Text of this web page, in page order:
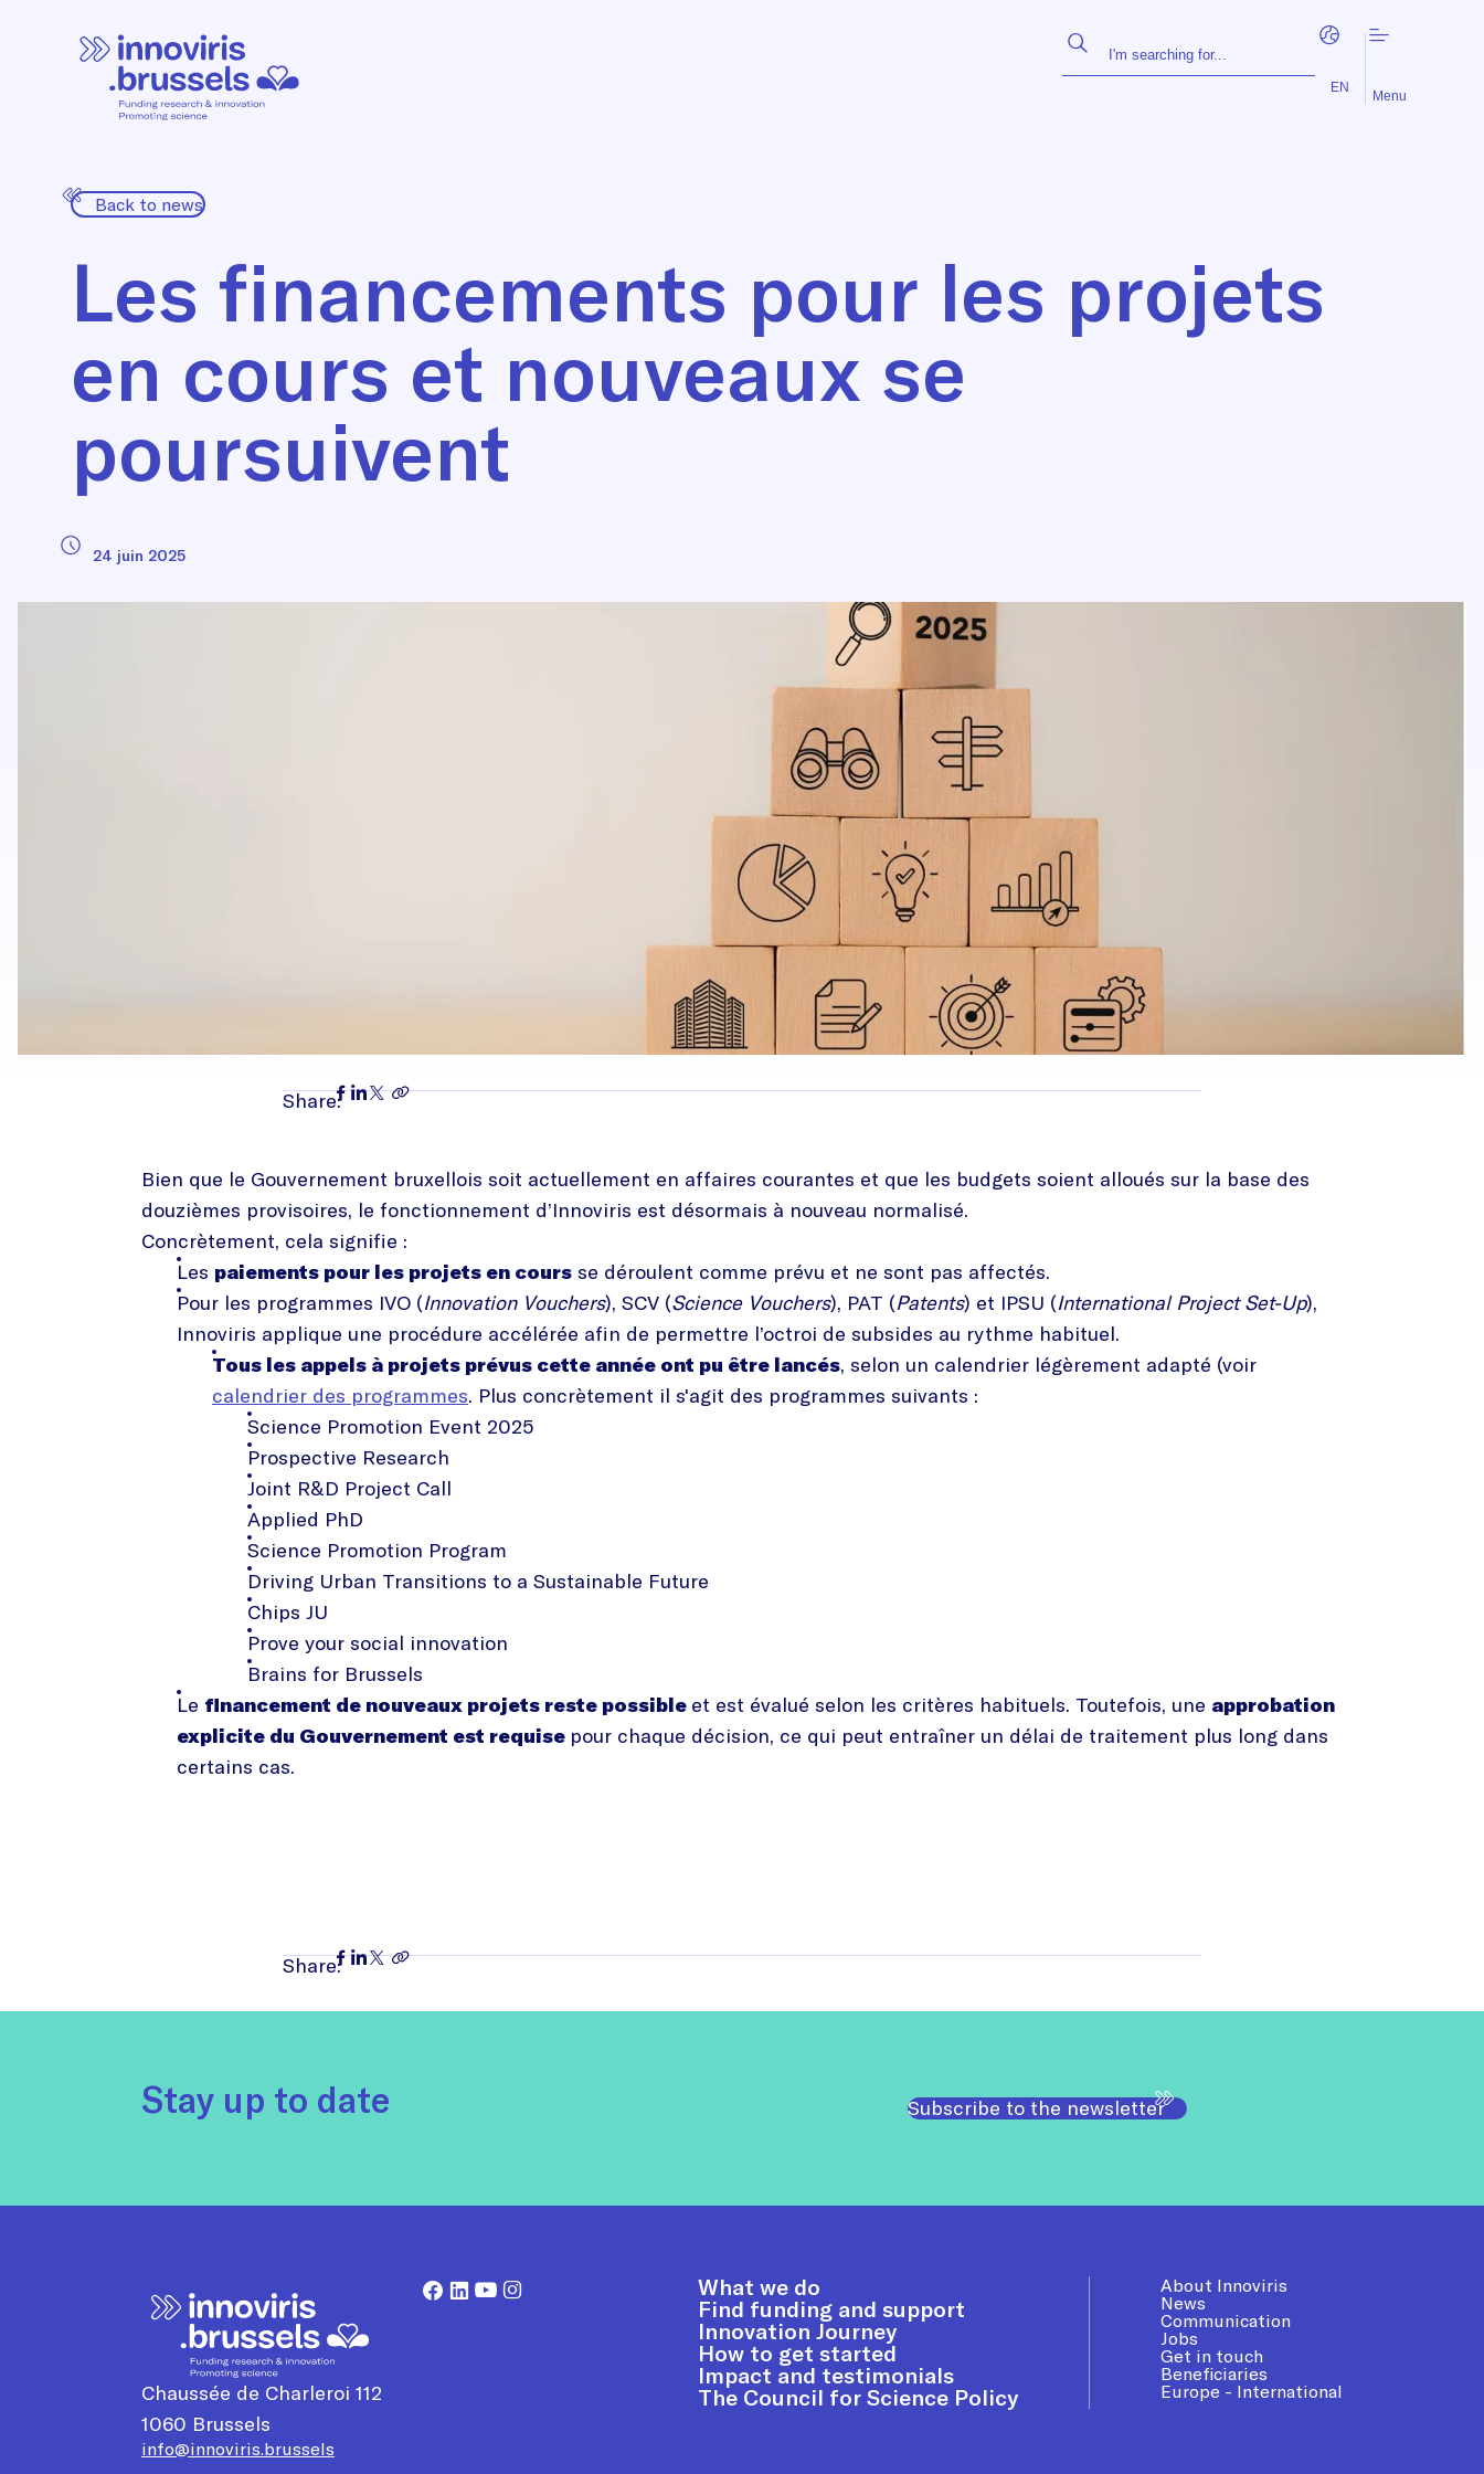
EN
FR
Menu
Back to news
Les financements pour les projets
en cours et nouveaux se
poursuivent
24 juin 2025
Share:
Bien que le Gouvernement bruxellois soit actuellement en affaires courantes et que les budgets soient alloués sur la base des
douzièmes provisoires, le fonctionnement d’Innoviris est désormais à nouveau normalisé.
Concrètement, cela signifie :
Les paiements pour les projets en cours se déroulent comme prévu et ne sont pas affectés.
Pour les programmes IVO (Innovation Vouchers), SCV (Science Vouchers), PAT (Patents) et IPSU (International Project Set-Up),
Innoviris applique une procédure accélérée afin de permettre l’octroi de subsides au rythme habituel.
Tous les appels à projets prévus cette année ont pu être lancés, selon un calendrier légèrement adapté (voir
calendrier des programmes. Plus concrètement il s'agit des programmes suivants :
Science Promotion Event 2025
Prospective Research
Joint R&D Project Call
Applied PhD
Science Promotion Program
Driving Urban Transitions to a Sustainable Future
Chips JU
Prove your social innovation
Brains for Brussels
Le financement de nouveaux projets reste possible et est évalué selon les critères habituels. Toutefois, une approbation
explicite du Gouvernement est requise pour chaque décision, ce qui peut entraîner un délai de traitement plus long dans
certains cas.
Share:
Stay up to date Subscribe to the newsletter
Chaussée de Charleroi 112
1060 Brussels
info@innoviris.brussels
What we do
Find funding and support
Innovation Journey
How to get started
Impact and testimonials
The Council for Science Policy
About Innoviris
News
Communication
Jobs
Get in touch
Beneficiaries
Europe - International